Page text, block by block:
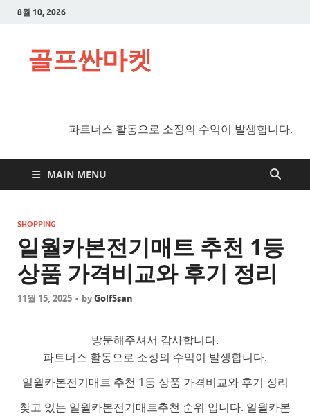
8월 10, 2026
골프싼마켓
파트너스 활동으로 소정의 수익이 발생합니다.
MAIN MENU
SHOPPING
일월카본전기매트 추천 1등
상품 가격비교와 후기 정리
11월 15, 2025 - byGolfSsan
방문해주셔서 감사합니다.
파트너스 활동으로 소정의 수익이 발생합니다.
일월카본전기매트 추천 1등 상품 가격비교와 후기 정리
찾고 있는 일월카본전기매트추천 순위 입니다. 일월카본